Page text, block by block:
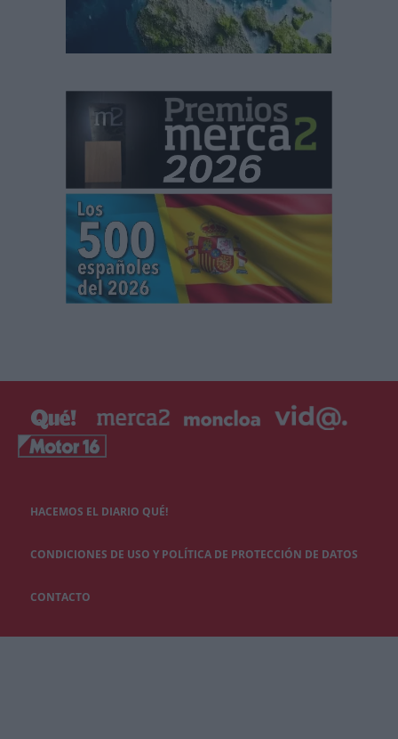
HACEMOS EL DIARIO QUÉ!
CONDICIONES DE USO Y POLÍTICA DE PROTECCIÓN DE DATOS
CONTACTO